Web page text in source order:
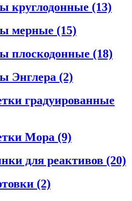
круглодонные (13)
мерные (15)
плоскодонные (18)
Энглера (2)
градуированные
Мора (9)
для реактивов (20)
(2)